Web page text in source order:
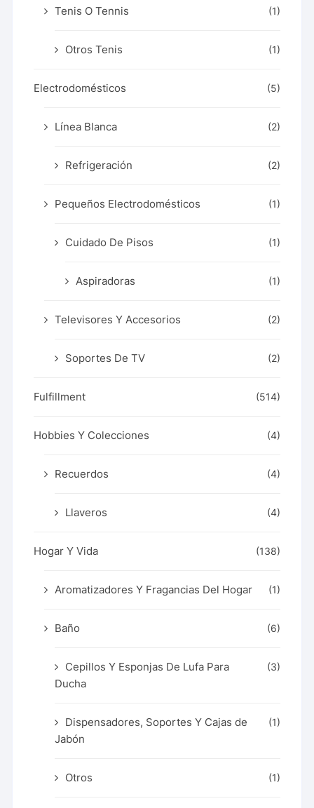
Tenis O Tennis (1)
Otros Tenis (1)
Electrodomésticos (5)
Línea Blanca (2)
Refrigeración (2)
Pequeños Electrodomésticos (1)
Cuidado De Pisos (1)
Aspiradoras (1)
Televisores Y Accesorios (2)
Soportes De TV (2)
Fulfillment (514)
Hobbies Y Colecciones (4)
Recuerdos (4)
Llaveros (4)
Hogar Y Vida (138)
Aromatizadores Y Fragancias Del Hogar (1)
Baño (6)
Cepillos Y Esponjas De Lufa Para
Ducha
(3)
Dispensadores, Soportes Y Cajas de
Jabón
(1)
Otros (1)